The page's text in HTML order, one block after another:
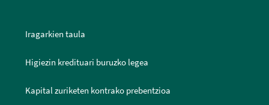
Iragarkien taula
Higiezin kredituari buruzko legea
Kapital zuriketen kontrako prebentzioa